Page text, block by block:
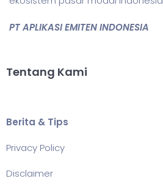
PT APLIKASI EMITEN INDONESIA
Tentang Kami
Berita & Tips
Privacy Policy
Disclaimer